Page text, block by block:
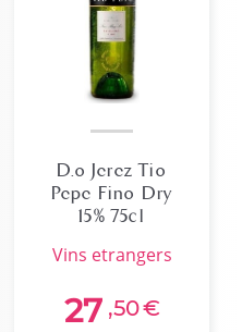
D.o Jerez Tio
Pepe Fino Dry
15% 75cl
vins etrangers
27 ,50€